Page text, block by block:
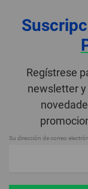
Regístrese
newsletter
Su dirección de correo